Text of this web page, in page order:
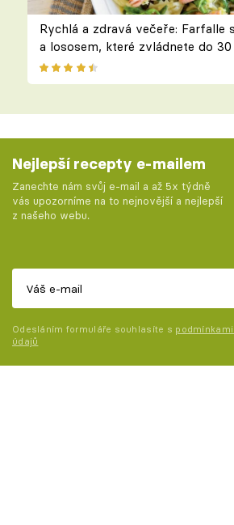
Rychlá a zdravá večeře: Farfalle
a lososem, které zvládnete do
Nejlepší recepty e-mailem
Zanechte nám svůj e-mail a až 5x týdně
vás upozorníme na to nejnovější a nejlepší
z našeho webu.
Odesláním formuláře souhlasíte s
údajů